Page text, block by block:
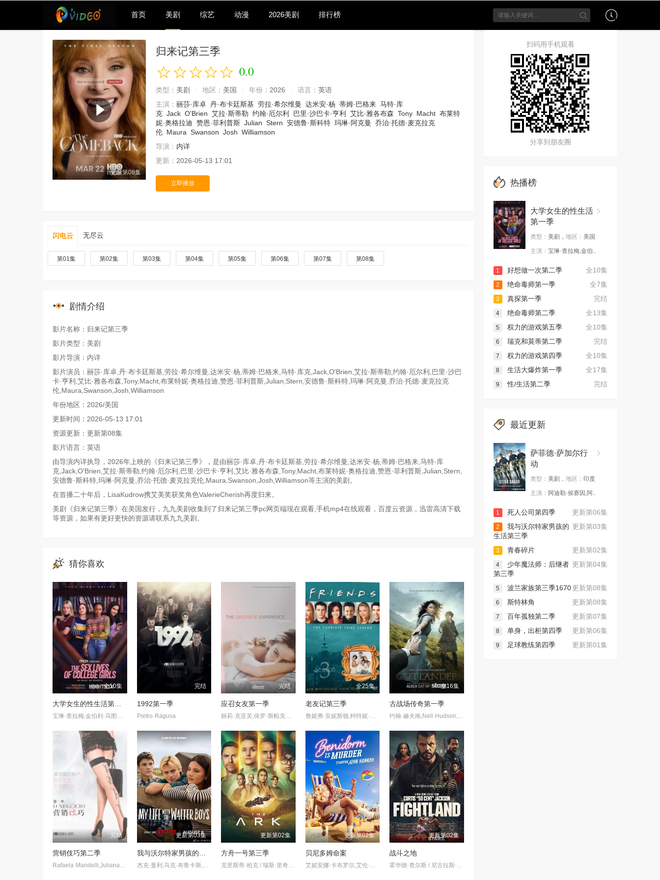
首页 美剧 综艺 动漫 2026美剧 排行榜
更新第08集
归来记第三季
0.0
类型： 美剧 地区： 美国 年份： 2026 语言： 英语
主演： 丽莎·库卓 丹·布卡廷斯基 劳拉·希尔维曼 达米安·杨 蒂姆·巴格来 马特·库
克 Jack O'Brien 艾拉·斯蒂勒 约翰·厄尔利 巴里·沙巴卡·亨利 艾比·雅各布森 Tony Macht 布莱特
妮·奥格拉迪
赞恩·菲利普斯 Julian Stern 安德鲁·斯科特 玛琳·阿克曼
乔治·托德·麦克拉克
伦 Maura Swanson Josh Williamson
导演： 内详
更新： 2026-05-13 17:01
立即播放
闪电云 无尽云
第01集 第02集 第03集 第04集 第05集 第06集 第07集 第08集
剧情介绍
影片名称：归来记第三季
影片类型：美剧
影片导演：内详
影片演员：丽莎·库卓,丹·布卡廷斯基,劳拉·希尔维曼,达米安·杨,蒂姆·巴格来,马特·库克,Jack,O'Brien,艾拉·斯蒂勒,约翰·厄尔利,巴里·沙巴
卡·亨利,艾比·雅各布森,Tony,Macht,布莱特妮·奥格拉迪,赞恩·菲利普斯,Julian,Stern,安德鲁·斯科特,玛琳·阿克曼,乔治·托德·麦克拉克
伦,Maura,Swanson,Josh,Williamson
年份地区：2026/美国
更新时间：2026-05-13 17:01
资源更新：更新第08集
影片语言：英语
由导演内详执导，2026年上映的《归来记第三季》，是由丽莎·库卓,丹·布卡廷斯基,劳拉·希尔维曼,达米安·杨,蒂姆·巴格来,马特·库
克,Jack,O'Brien,艾拉·斯蒂勒,约翰·厄尔利,巴里·沙巴卡·亨利,艾比·雅各布森,Tony,Macht,布莱特妮·奥格拉迪,赞恩·菲利普斯,Julian,Stern,
安德鲁·斯科特,玛琳·阿克曼,乔治·托德·麦克拉克伦,Maura,Swanson,Josh,Williamson等主演的美剧。
在首播二十年后，LisaKudrow携艾美奖获奖角色ValerieCherish再度归来。
美剧《归来记第三季》在美国发行，九九美剧收集到了归来记第三季pc网页端现在观看,手机mp4在线观看，百度云资源，迅雷高清下载
等资源，如果有更好更快的资源请联系九九美剧。
猜你喜欢
全10集
大学女生的性生活第一季
宝琳·查拉梅,金伯利·马图拉,米多莉·弗朗西斯,劳伦·斯宾瑟,史蒂芬·瓜里诺,卡维·拉德尼尔,马特·马洛伊,嘉文·莱特伍德,肯尼迪·利·斯洛克姆,马修·戈尔德,莱西·哈特塞尔,罗布·许贝尔,莱克斯·金,佩吉·陆,雪莉·谢波德,妮可·沙利文,吉利安·阿美娜特
完结
1992第一季
Pietro·Ragusa
完结
应召女友第一季
丽莉·克亚芙,保罗·斯帕克斯,玛丽·莱恩·莱杰斯库,亚历桑德拉·卡斯蒂略,肖恩·本森,德鲁·尼尔森,凯特·林恩·希尔,詹姆斯·吉尔伯特,Kate·Hewlett,Neil·Whitely,Ann·Pirvu
全25集
老友记第三季
詹妮弗·安妮斯顿,柯特妮·考克斯,丽莎·库卓,马特·勒布朗,马修·派瑞,大卫·休默
全16集
古战场传奇第一季
约翰·赫夫南,Nell·Hudson,凯特瑞娜·巴尔夫,山姆·修汉,格拉汉姆·麦克泰维什,Duncan·Lacroix,加里·刘易斯,洛特·弗贝克,Tracey·Wilkinson,Prentis·Hancock,史蒂芬·克里,Callum·Mitchell
完结
营销伎巧第二季
更新第03集 更新第02集
方舟一号第三季
更新第02集
贝尼多姆命案
更新第02集
战斗之地
扫码用手机观看
分享到朋友圈
热播榜
大学女生的性生活
第一季
类型： 美剧， 地区： 美国
主演： 宝琳·查拉梅,金伯..
全10集
1
好想做一次第二季
全7集
2
绝命毒师第一季
完结
3
真探第一季
全13集
4
绝命毒师第二季
全10集
5
权力的游戏第五季
完结
6
瑞克和莫蒂第二季
全10集
7
权力的游戏第四季
全17集
8
生活大爆炸第一季
完结
9 性/生活第二季
最近更新
萨菲德·萨加尔行
动
类型： 美剧， 地区： 印度
主演： 阿迪勒·侯赛因,阿..
更新第06集
1
死人公司第四季
更新第03集
2
我与沃尔特家男孩的
生活第三季
更新第02集
3
青春碎片
更新第04集
4
少年魔法师：后继者
第三季
更新第08集
5
波兰家族第三季1670
更新第08集
6
斯特林角
更新第07集
7
百年孤独第二季
更新第06集
8
单身，出柜第四季
更新第01集
9 足球教练第四季